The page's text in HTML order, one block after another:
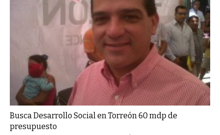
Busca Desarrollo Social en Torreón 60 mdp de
presupuesto